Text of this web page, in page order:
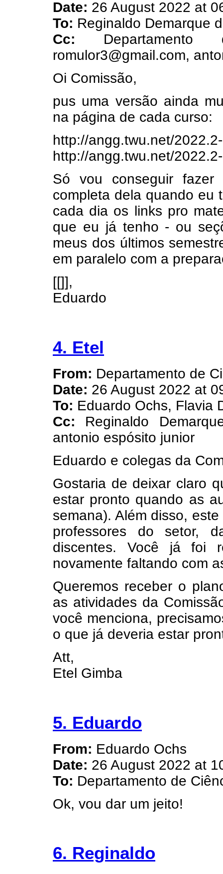
Date: 26 August 2022 at
To: Reginaldo Demarque
Cc:
romulor3@gmail.com,
Oi Comissão,
pus uma versão ainda
na página de cada curso:
http://angg.twu.net/
http://angg.twu.net/
Só vou conseguir
completa dela quando eu
cada dia os links pro
que eu já tenho - ou
meus dos últimos
em paralelo com a
[[]],
Eduardo
4. Etel
From: Departamento de
Date: 26 August 2022 at
To: Eduardo Ochs, Flavia
Cc: Reginaldo
antonio espósito junior
Eduardo e colegas da
Gostaria de deixar claro
estar pronto quando as
semana). Além disso,
professores do setor,
discentes. Você já foi
novamente faltando com
Queremos receber o
as atividades da
você menciona,
o que já deveria estar
Att,
Etel Gimba
5. Eduardo
From: Eduardo Ochs
Date: 26 August 2022 at
To: Departamento de
Ok, vou dar um jeito!
6. Reginaldo